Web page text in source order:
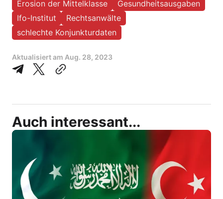
Erosion der Mittelklasse
Gesundheitsausgaben
Ifo-Institut
Rechtsanwälte
schlechte Konjunkturdaten
Aktualisiert am Aug. 28, 2023
Auch interessant...